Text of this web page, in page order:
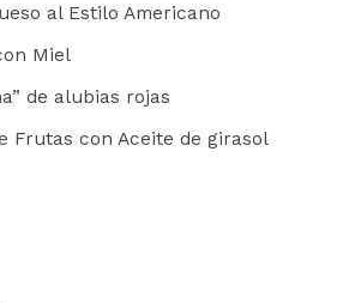
al Estilo Americano
Miel
de alubias rojas
Frutas con Aceite de girasol